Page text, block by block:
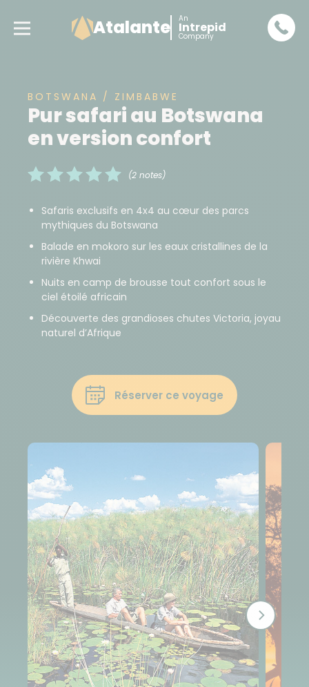
Atalante An
Intrepid
Company
BOTSWANA / ZIMBABWE
Pur safari au Botswana
en version confort
(2 notes)
Safaris exclusifs en 4x4 au cœur des parcs
mythiques du Botswana
Balade en mokoro sur les eaux cristallines de la
rivière Khwai
Nuits en camp de brousse tout confort sous le
ciel étoilé africain
Découverte des grandioses chutes Victoria, joyau
naturel d’Afrique
Réserver ce voyage